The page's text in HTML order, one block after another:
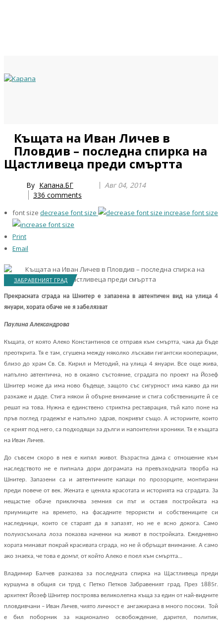
Къщата на Иван Личев в
Пловдив – последна спирка на
Щастливеца преди смъртта
By Капана.БГ
Авг 04, 2014
336 comments
font size decrease font size increase font size
Print
Email
ЗАБРАВЕНИЯТ ГРАД
Прекрасната сграда на Шнитер е запазена в автентичен вид на улица 4
януари, хората обаче не я забелязват
Паулина Александрова
Къщата, от която Алеко Константинов се отправя към смъртта, чака да бъде
преоткрита. Тя е там, сгушена между няколко лъскави гигантски кооперации,
близо до храм Св. Св. Кирил и Методий, на улица 4 януари. Все още жива,
напълно автентична, но в окаяно състояние, сградата по проект на Йозеф
Шнитер може да има ново бъдеще, защото със сигурност има какво да ни
разкаже и даде. Стига някои й обърне внимание и стига собствениците й се
решат на това. Нужна е единствено стриктна реставрация, тъй като поне на
пръв поглед градежът е напълно здрав, покривът също. А историите, които
се крият под него, са подходящи за дълги и напоителни хроники. Тя е къщата
на Иван Личев.
До съвсем скоро в нея е кипял живот. Възрастна дама с отношение към
наследството не е пипнала дори дограмата на превъзходната творба на
Шнитер. Запазени са и автентичните капаци по прозорците, монтирани
преди повече от век. Жената е ценяла красотата и историята на сградата. За
нещастие обаче приключва земния си път и оставя постройката на
приумиците на времето, на фасадните терористи и собствениците си
наследници, които се стараят да я запазят, но не е ясно докога. Само
полуизсъхнала лоза показва наченки на живот в постройката. Ежедневно
хората минават покрай красивата сграда, но не й обръщат внимание. А само
ако знаеха, че това е домът, от който Алеко е поел към смъртта...
Владимир Балчев разказва за последната спирка на Щастливеца преди
куршума в общия си труд с Петко Петков Забравеният град. През 1885г.
архитект Йозеф Шнитер построява великолепна къща за един от най-видните
пловдивчани – Иван Личев, чиято личност е ангажирана в много посоки. Той
е бил поборник за национално освобождение, дарител, политик,
Year
Month
Year
Month